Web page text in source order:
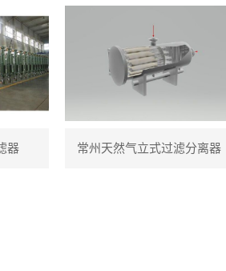
器 常州天然气立式过滤分离器